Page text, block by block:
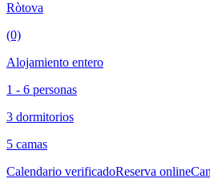
Ròtova
(0)
Alojamiento entero
1 - 6 personas
3 dormitorios
5 camas
Calendario verificadoReserva online